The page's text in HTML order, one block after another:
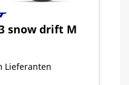
snow drift M
Lieferanten